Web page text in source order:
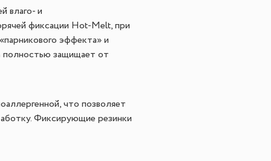
влаго- и
фиксации Hot-Melt, при
эффекта» и
полностью защищает от
что позволяет
Фиксирующие резинки